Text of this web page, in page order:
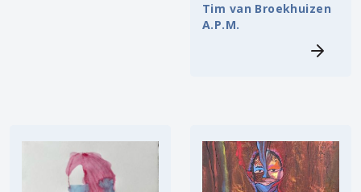
Tim van Broekhuizen
A.P.M.